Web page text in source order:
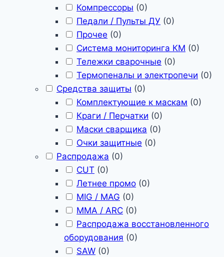
Компрессоры (0)
Педали / Пульты ДУ (0)
Прочее (0)
Система мониторинга КМ (0)
Тележки сварочные (0)
Термопеналы и электропечи (0)
Средства защиты (0)
Комплектующие к маскам (0)
Краги / Перчатки (0)
Маски сварщика (0)
Очки защитные (0)
Распродажа (0)
CUT (0)
Летнее промо (0)
MIG / MAG (0)
MMA / ARC (0)
Распродажа восстановленного
оборудования (0)
SAW (0)